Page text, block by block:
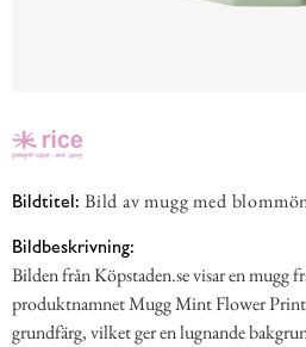
Bildtitel: Bild av mugg med
Bildbeskrivning:
Bilden från Köpstaden.se visar en mugg
produktnamnet Mugg Mint Flower
grundfärg, vilket ger en lugnande